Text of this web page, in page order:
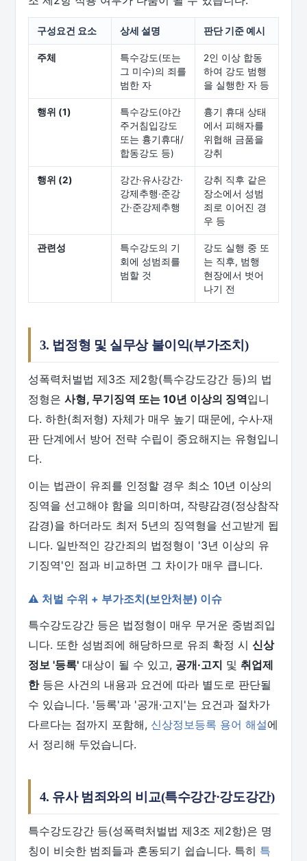
구성요건 요소 상세 설명 판단 기준 예시
주체
특수강도(또는
그 미수)의 죄를
범한 자
2인 이상 합동
하여 강도 범행
을 실행한 자 등
행위 (1)
특수강도(야간
주거침입강도
또는 흉기휴대/
합동강도 등)
흉기 휴대 상태
에서 피해자를
위협해 금품을
강취
행위 (2)
강간·유사강간·
강제추행·준강
간·준강제추행
강취 직후 같은
장소에서 성범
죄로 이어진 경
우 등
관련성
특수강도의 기
회에 성범죄를
범할 것
강도 실행 중 또
는 직후, 범행
현장에서 벗어
나기 전
3. 법정형 및 실무상 불이익(부가조치)
성폭력처벌법 제3조 제2항(특수강도강간 등)의 법
정형은 사형, 무기징역 또는 10년 이상의 징역입니
다. 하한(최저형) 자체가 매우 높기 때문에, 수사·재
판 단계에서 방어 전략 수립이 중요해지는 유형입니
다.
이는 법관이 유죄를 인정할 경우 최소 10년 이상의
징역을 선고해야 함을 의미하며, 작량감경(정상참작
감경)을 하더라도 최저 5년의 징역형을 선고받게 됩
니다. 일반적인 강간죄의 법정형이 '3년 이상의 유
기징역'인 점과 비교하면 그 차이가 매우 큽니다.
⚠️ 처벌 수위 + 부가조치(보안처분) 이슈
특수강도강간 등은 법정형이 매우 무거운 중범죄입
니다. 또한 성범죄에 해당하므로 유죄 확정 시 신상
정보 '등록' 대상이 될 수 있고, 공개·고지 및 취업제
한등은 사건의 내용과 요건에 따라 별도로 판단될
수 있습니다. '등록'과 '공개·고지'는 요건과 절차가
다르다는 점까지 포함해, 신상정보등록 용어 해설에
서 정리해 두었습니다.
4. 유사 범죄와의 비교(특수강간·강도강간)
특수강도강간 등(성폭력처벌법 제3조 제2항)은 명
칭이 비슷한 범죄들과 혼동되기 쉽습니다. 특히 특